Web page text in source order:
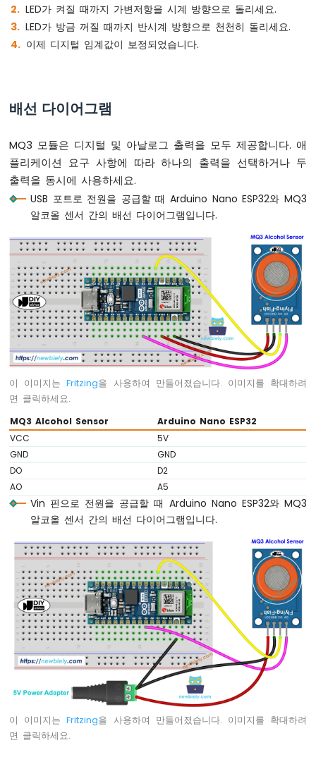
노
ESP32
-
두
이
나
노
ESP32
-
신
아
두
이
노
나
노
ESP32
-
LED
매
트
스
아
두
이
노
나
ESP32
-
웹
한
LED
트
릭
스
아
이
노
LED가 켜질 때까지 가변저항을 시계 방향으로 돌리세요.
LED가 방금 꺼질 때까지 반시계 방향으로 천천히 돌리세요.
이제 디지털 임계값이 보정되었습니다.
배선 다이어그램
MQ3 모듈은 디지털 및 아날로그 출력을 모두 제공합니다. 애
플리케이션 요구 사항에 따라 하나의 출력을 선택하거나 두
출력을 동시에 사용하세요.
USB 포트로 전원을 공급할 때 Arduino Nano ESP32와 MQ3
알코올 센서 간의 배선 다이어그램입니다.
이 이미지는Fritzing을 사용하여 만들어졌습니다. 이미지를 확대하려
면 클릭하세요.
MQ3 Alcohol Sensor
Arduino Nano ESP32
VCC
5V
GND
GND
DO
D2
AO
A5
Vin 핀으로 전원을 공급할 때 Arduino Nano ESP32와 MQ3
알코올 센서 간의 배선 다이어그램입니다.
이 이미지는Fritzing을 사용하여 만들어졌습니다. 이미지를 확대하려
면 클릭하세요.